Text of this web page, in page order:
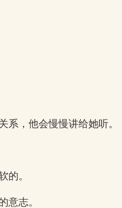
，他会慢慢讲给她听。
的。
意志。